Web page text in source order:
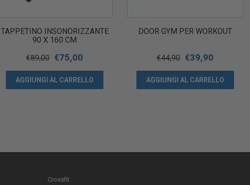
TAPPETINO INSONORIZZANTE
90 X 160 CM
€89,00 €75,00
AGGIUNGI AL CARRELLO
DOOR GYM PER WORKOUT
€44,90 €39,90
AGGIUNGI AL CARRELLO
Crossfit